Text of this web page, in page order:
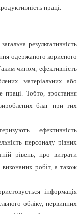
праці.
результативність
одержаного корисного
чином, ефективність
матеріальних або
праці. Тобто, зростання
благ при тих
ефективність
персоналу різних
рівень, про витрати
виконаних робіт, а також
інформація
обліку, первинних